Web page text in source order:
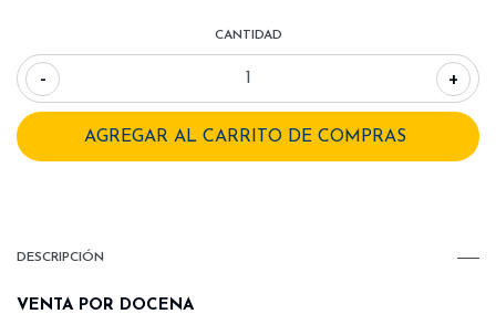
CANTIDAD
- +
DESCRIPCIÓN
VENTA POR DOCENA